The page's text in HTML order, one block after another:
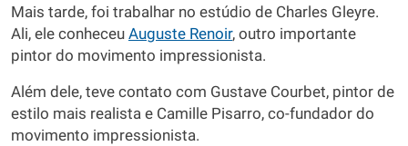
Mais tarde, foi trabalhar no estúdio de Charles Gleyre.
Ali, ele conheceu Auguste Renoir, outro importante
pintor do movimento impressionista.
Além dele, teve contato com Gustave Courbet, pintor de
estilo mais realista e Camille Pisarro, co-fundador do
movimento impressionista.